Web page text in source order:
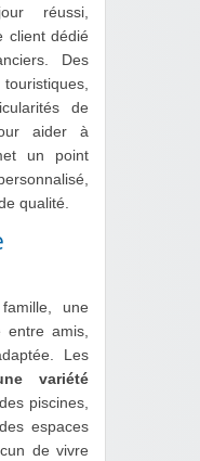
réussi,
client dédié
Des
de
aider à
un point
qualité.
une
entre amis,
Les
variété
piscines,
espaces
de vivre